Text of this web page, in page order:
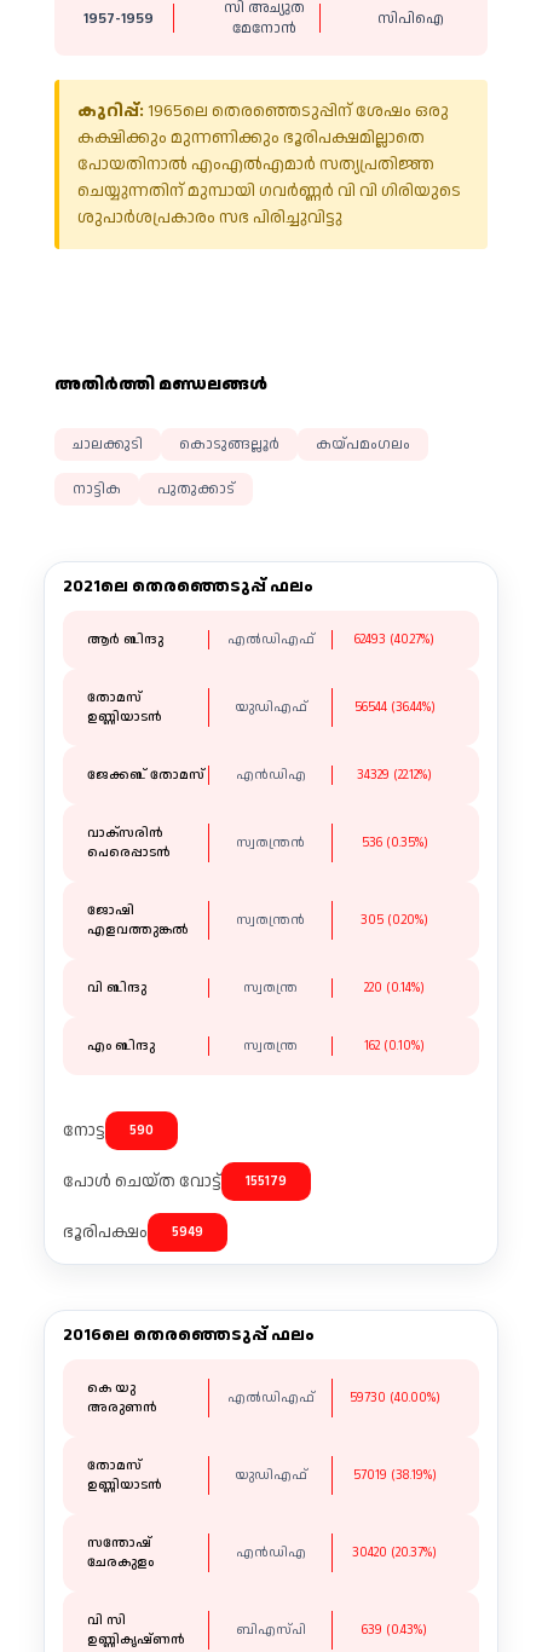
1957-1959
സി അച്യുത
മേനോൻ
സിപിഐ
കുറിപ്പ്: 1965ലെ തെരഞ്ഞെടുപ്പിന് ശേഷം ഒരു
കക്ഷിക്കും മുന്നണിക്കും ഭൂരിപക്ഷമില്ലാതെ
പോയതിനാൽ എംഎൽഎമാർ സത്യപ്രതിജ്ഞ
ചെയ്യുന്നതിന് മുമ്പായി ഗവർണ്ണർ വി വി ഗിരിയുടെ
ശുപാർശപ്രകാരം സഭ പിരിച്ചുവിട്ടു
അതിര്‍ത്തി മണ്ഡലങ്ങള്‍
ചാലക്കുടി കൊടുങ്ങല്ലൂർ കയ്പമം​ഗലം
നാട്ടിക പുതുക്കാട്
2021ലെ തെരഞ്ഞെടുപ്പ് ഫലം
ആർ ബിന്ദു എൽഡിഎഫ് 62493 (40.27%)
തോമസ്
ഉണ്ണിയാടൻ
യുഡിഎഫ് 56544 (36.44%)
ജേക്കബ് തോമസ് എൻഡിഎ 34329 (22.12%)
വാക്സരിൻ
പെരെപ്പാടൻ
സ്വതന്ത്രന്‍ 536 (0.35%)
ജോഷി
എളവത്തുങ്കൽ
സ്വതന്ത്രന്‍ 305 (0.20%)
വി ബിന്ദു സ്വതന്ത്ര 220 (0.14%)
എം ബിന്ദു സ്വതന്ത്ര 162 (0.10%)
നോട്ട 590
പോൾ ചെയ്ത വോട്ട് 155179
ഭൂരിപക്ഷം 5949
2016ലെ തെരഞ്ഞെടുപ്പ് ഫലം
കെ യു
അരുണൻ
എൽഡിഎഫ് 59730 (40.00%)
തോമസ്
ഉണ്ണിയാടൻ
യുഡിഎഫ് 57019 (38.19%)
സന്തോഷ്
ചേരകുളം
എൻഡിഎ 30420 (20.37%)
വി സി
ഉണ്ണികൃഷ്ണൻ
ബിഎസ്പി 639 (0.43%)